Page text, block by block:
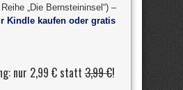
„Die Bernsteininsel“) –
Kindle kaufen oder gratis
nur 2,99 € statt3,99 €!